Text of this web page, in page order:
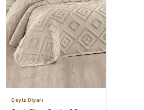
Çeyiz Diyarı